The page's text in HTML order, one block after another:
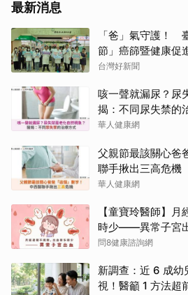
最新消息
「爸」氣守護！
節」癌篩暨健康促
台灣好新聞
咳一聲就漏尿？尿
揭：不同尿失禁的
華人健康網
父親節最該關心爸
聯手揪出三高危機
華人健康網
【童寶玲醫師】
時少——異常子宮
問8健康諮詢網
新調查：近 6 成幼
視！醫籲 1 方法超